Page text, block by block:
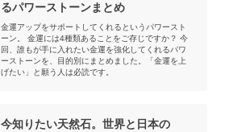
るパワーストーンまとめ
金運アップをサポートしてくれるというパワースト
ーン。 金運には4種類あることをご存じですか？ 今
回、誰もが手に入れたい金運を強化してくれるパワ
ーストーンを、目的別にまとめました。「金運を上
げたい」と願う人は必読です。
今知りたい天然石。世界と日本の